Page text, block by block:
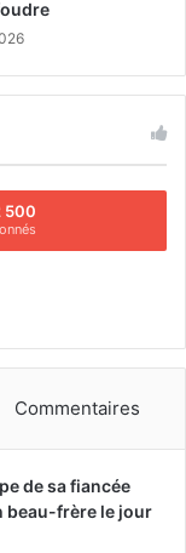
500
Commentaires
de sa fiancée
beau-frère le jour